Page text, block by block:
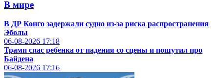
В мире
В ДР Конго задержали судно из-за риска распространения
Эболы
06-08-2026 17:18
Трамп спас ребенка от падения со сцены и пошутил про
Байдена
06-08-2026 17:16